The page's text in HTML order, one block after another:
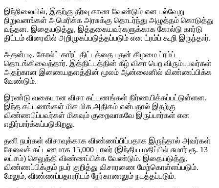
இந்நிலையில், இதற்கு தீர்வு காண வேண்டும் என பல்வேறு
நிறுவனங்கள் அமெரிக்க அரசுக்கு தொடர்ந்து அழுத்தம் கொடுத்து
வந்தன. இதையடுத்து, இத்தகையவர்களுக்காக கோல்டு கார்டு
திட்டம் விரைவில் அறிமுகப்படுத்தப்படும் என ட்ரம்ப் கூறி இருந்தார்.
அதன்படி, கோல்ட் கார்ட் திட்டத்தை புதன் கிழமை ட்ரம்ப்
தொடங்கிவைத்தார். இத்திட்டத்தின் கீழ் விசா பெற விரும்புபவர்கள்
அதற்கான இணையதளத்தின் மூலம் ஆன்லைனில் விண்ணப்பிக்க
வேண்டும்.
இரண்டு வகையான விசா கட்டணங்கள் நிர்ணயிக்கப்பட்டுள்ளன.
இந்த கட்டணங்கள் மிக மிக அதிகம் என்பதால் இதற்கு
விண்ணபிப்பவர்கள் மிகவும் குறைவாகவே இருப்பார்கள் என
எதிர்பார்க்கப்படுகிறது.
தனி நபர்கள் விசாவுக்காக விண்ணப்பிப்பதாக இருந்தால் அவர்கள்
சேவைக் கட்டணமாக 15,000 டாலர் (இந்திய மதிப்பில் சுமார் ரூ. 13
லட்சம்) செலுத்தி விண்ணப்பிக்க வேண்டும். இதையடுத்து,
விண்ணப்பிக்கும் நபர் குறித்து விசாரணை மேற்கொள்ளப்படும்.
மேலும், விண்ணப்பதாரரிடம் நேர்காணலும் நடத்தப்படும்.